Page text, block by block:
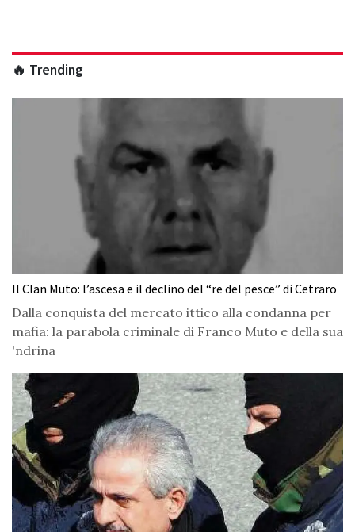
🔥 Trending
Il Clan Muto: l’ascesa e il declino del “re del pesce” di Cetraro
Dalla conquista del mercato ittico alla condanna per
mafia: la parabola criminale di Franco Muto e della sua
'ndrina